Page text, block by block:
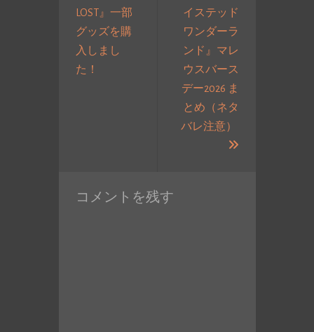
LOST』一部
グッズを購
入しまし
た！
イステッド
ワンダーラ
ンド』マレ
ウスバース
デー2026 ま
とめ（ネタ
バレ注意）
次
コメントを残す